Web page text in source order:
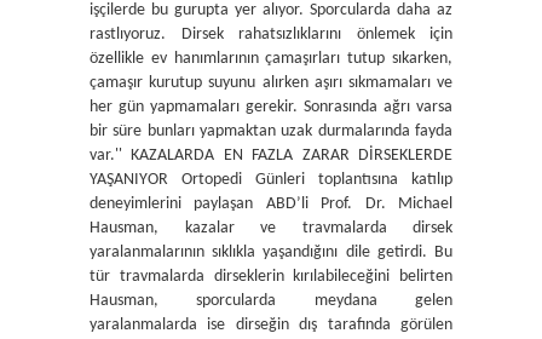
işçilerde bu gurupta yer alıyor. Sporcularda daha az
rastlıyoruz. Dirsek rahatsızlıklarını önlemek için
özellikle ev hanımlarının çamaşırları tutup sıkarken,
çamaşır kurutup suyunu alırken aşırı sıkmamaları ve
her gün yapmamaları gerekir. Sonrasında ağrı varsa
bir süre bunları yapmaktan uzak durmalarında fayda
var.'' KAZALARDA EN FAZLA ZARAR DİRSEKLERDE
YAŞANIYOR Ortopedi Günleri toplantısına katılıp
deneyimlerini paylaşan ABD’li Prof. Dr. Michael
Hausman, kazalar ve travmalarda dirsek
yaralanmalarının sıklıkla yaşandığını dile getirdi. Bu
tür travmalarda dirseklerin kırılabileceğini belirten
Hausman, sporcularda meydana gelen
yaralanmalarda ise dirseğin dış tarafında görülen